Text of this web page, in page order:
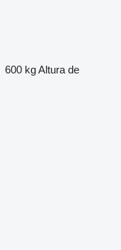
600 kgAltura de